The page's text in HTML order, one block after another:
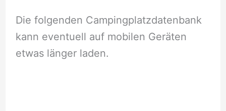
Die folgenden Campingplatzdatenbank
kann eventuell auf mobilen Geräten
etwas länger laden.